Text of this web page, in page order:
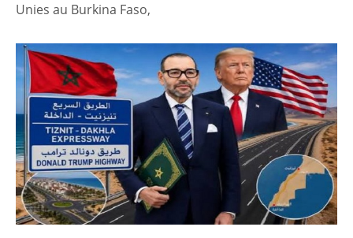
Unies au Burkina Faso,